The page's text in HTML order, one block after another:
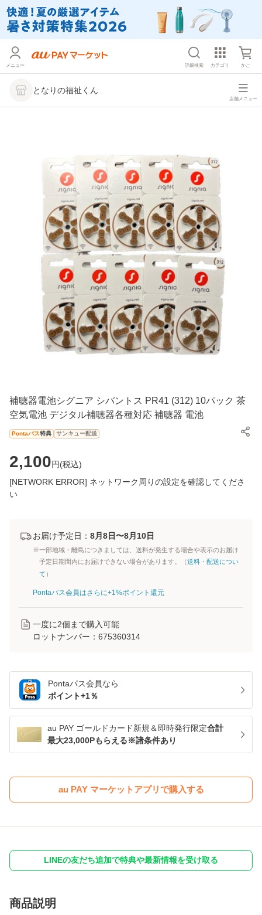
メニュー 詳細検索 カテゴリ かご
となりの福祉くん
店舗メニュー
補聴器電池シグニア シバントス PR41 (312) 10パック 茶
空気電池 デジタル補聴器各種対応 補聴器 電池
Pontaパス特典 サンキュー配送
2,100円(税込)
[NETWORK ERROR] ネットワーク周りの設定を確認してくださ
い
お届け予定日： 8月8日〜8月10日
※一部地域・離島につきましては、送料が発生する場合や表示のお届け
予定日期間内にお届けできない場合があります。（送料・配送につい
て ）
Pontaパス会員はさらに+1%ポイント還元
一度に2個まで購入可能
ロットナンバー： 675360314
Pontaパス会員なら
ポイント+1％
au PAY ゴールドカード新規＆即時発行限定合計
最大23,000Pもらえる※諸条件あり
au PAY マーケットアプリで購入する
LINEの友だち追加で特典や最新情報を受け取る
商品説明